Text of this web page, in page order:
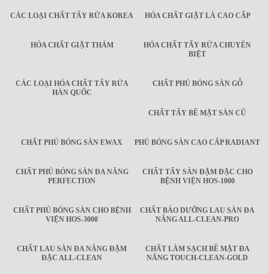
CÁC LOẠI CHẤT TẨY RỬA KOREA HÓA CHẤT GIẶT LÀ CAO CẤP
HÓA CHẤT GIẶT THẢM
HÓA CHẤT TẨY RỬA CHUYÊN
BIỆT
CÁC LOẠI HÓA CHẤT TẨY RỬA
HÀN QUỐC
CHẤT PHỦ BÓNG SÀN GỖ
CHẤT TẨY BỀ MẶT SÀN CŨ
CHẤT PHỦ BÓNG SÀN EWAX PHỦ BÓNG SÀN CAO CẤP RADIANT
CHẤT PHỦ BÓNG SÀN ĐA NĂNG
PERFECTION
CHẤT TẨY SÀN ĐẬM ĐẶC CHO
BỆNH VIỆN HOS-1000
CHẤT PHỦ BÓNG SÀN CHO BỆNH
VIỆN HOS-3000
CHẤT BẢO DƯỠNG LAU SÀN ĐA
NĂNG ALL-CLEAN-PRO
CHẤT LAU SÀN ĐA NĂNG ĐẬM
ĐẶC ALL-CLEAN
CHẤT LÀM SẠCH BỀ MẶT ĐA
NĂNG TOUCH-CLEAN-GOLD